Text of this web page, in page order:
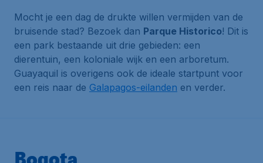
Mocht je een dag de drukte willen vermijden van de
bruisende stad? Bezoek dan Parque Historico! Dit is
een park bestaande uit drie gebieden: een
dierentuin, een koloniale wijk en een arboretum.
Guayaquil is overigens ook de ideale startpunt voor
een reis naar de Galapagos-eilanden en verder.